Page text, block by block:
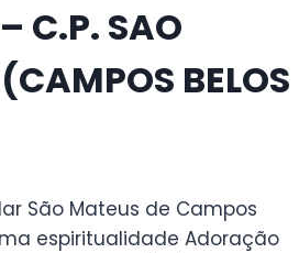
C.P. SAO
BELOS
São Mateus de Campos
espiritualidade Adoração